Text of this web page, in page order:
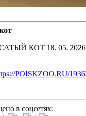
18. 05. 2026 в
POISKZOO.RU/
в соцсетях: